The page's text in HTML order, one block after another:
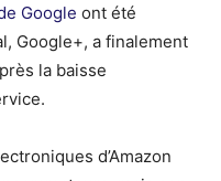
Google ont été
Google+, a finalement
la baisse
d’Amazon